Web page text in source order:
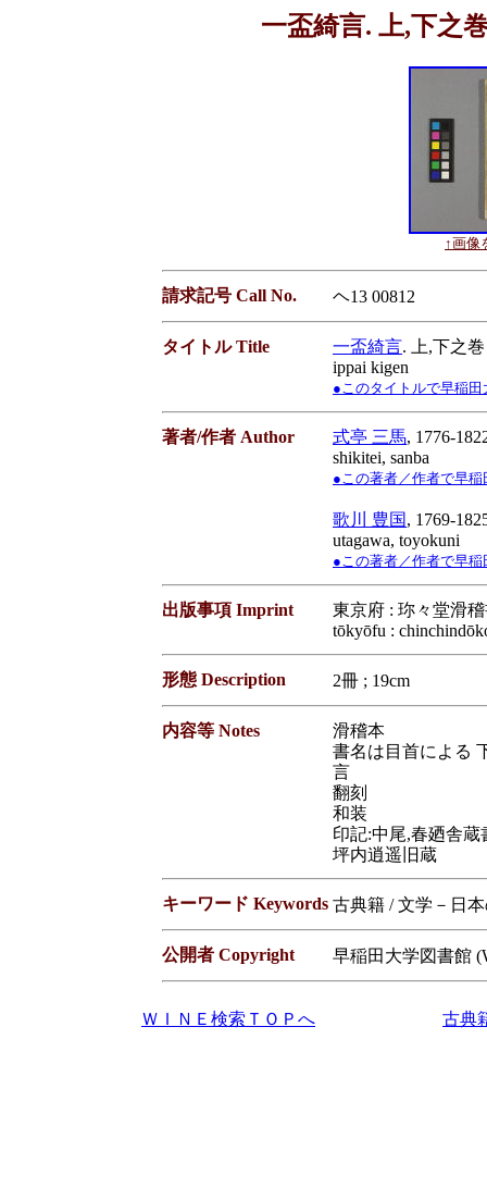
一盃綺言. 上,下之
↑画像
請求記号 Call No. ヘ13 00812
タイトル Title 一盃綺言. 上,下之
ippai kigen
●このタイトルで早稲田
著者/作者 Author 式亭 三馬, 1776-
shikitei, sanba
●この著者／作者で早稲
歌川 豊国, 1769-
utagawa, toyokuni
●この著者／作者で早稲
出版事項 Imprint
東京府 : 珎々堂滑
tōkyōfu :
形態 Description 2冊 ; 19cm
内容等 Notes
滑稽本
書名は目首による
言
翻刻
和装
印記:中尾,春廼舎
坪内逍遥旧蔵
キーワード Keywords 古典籍 / 文学－日
公開者 Copyright 早稲田大学図書館
ＷＩＮＥ検索ＴＯＰへ 古典